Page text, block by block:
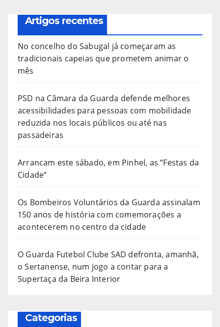
Artigos recentes
No concelho do Sabugal já começaram as
tradicionais capeias que prometem animar o
mês
PSD na Câmara da Guarda defende melhores
acessibilidades para pessoas com mobilidade
reduzida nos locais públicos ou até nas
passadeiras
Arrancam este sábado, em Pinhel, as “Festas da
Cidade”
Os Bombeiros Voluntários da Guarda assinalam
150 anos de história com comemorações a
acontecerem no centro da cidade
O Guarda Futebol Clube SAD defronta, amanhã,
o Sertanense, num jogo a contar para a
Supertaça da Beira Interior
Categorias